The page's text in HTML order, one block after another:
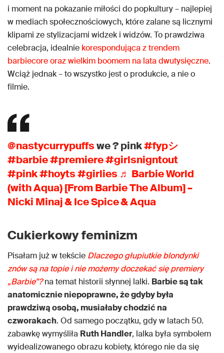
i moment na pokazanie miłości do popkultury – najlepiej
w mediach społecznościowych, które zalane są licznymi
klipami ze stylizacjami widzek i widzów. To prawdziwa
celebracja, idealnie korespondująca z trendem
barbiecore oraz wielkim boomem na lata dwutysięczne.
Wciąż jednak – to wszystko jest o produkcie, a nie o
filmie.
@nastycurrypuffswe ? pink#fypシ
#barbie#premiere#girlsnigntout
#pink#hoyts#girlies ♬ Barbie World
(with Aqua) [From Barbie The Album] –
Nicki Minaj & Ice Spice & Aqua
Cukierkowy feminizm
Pisałam już w tekście Dlaczego głupiutkie blondynki
znów są na topie i nie możemy doczekać się premiery
„Barbie”?na temat historii słynnej lalki. Barbie są tak
anatomicznie niepoprawne, że gdyby była
prawdziwą osobą, musiałaby chodzić na
czworakach. Od samego początku, gdy w latach 50.
zabawkę wymyśliła Ruth Handler, lalka była symbolem
wyidealizowanego obrazu kobiety, którego nie da się